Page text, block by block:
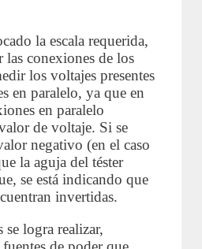
la escala requerida,
las conexiones de los
los voltajes presentes
en paralelo, ya que en
en paralelo
de voltaje. Si se
negativo (en el caso
la aguja del téster
se está indicando que
invertidas.
se logra realizar,